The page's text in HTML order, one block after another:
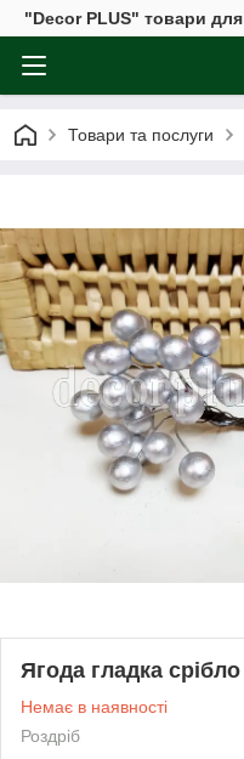
"Decor PLUS" товари для
Товари та послуги
Ягода гладка
Немає в наявності
Роздріб